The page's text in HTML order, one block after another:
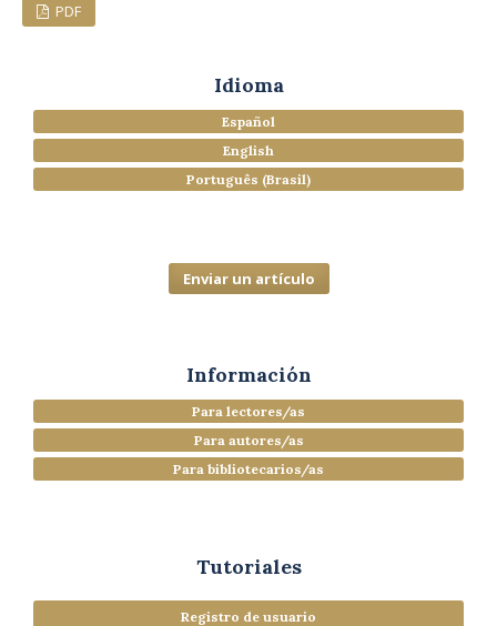
PDF
Idioma
Español
English
Português (Brasil)
Enviar un artículo
Información
Para lectores/as
Para autores/as
Para bibliotecarios/as
Tutoriales
Registro de usuario